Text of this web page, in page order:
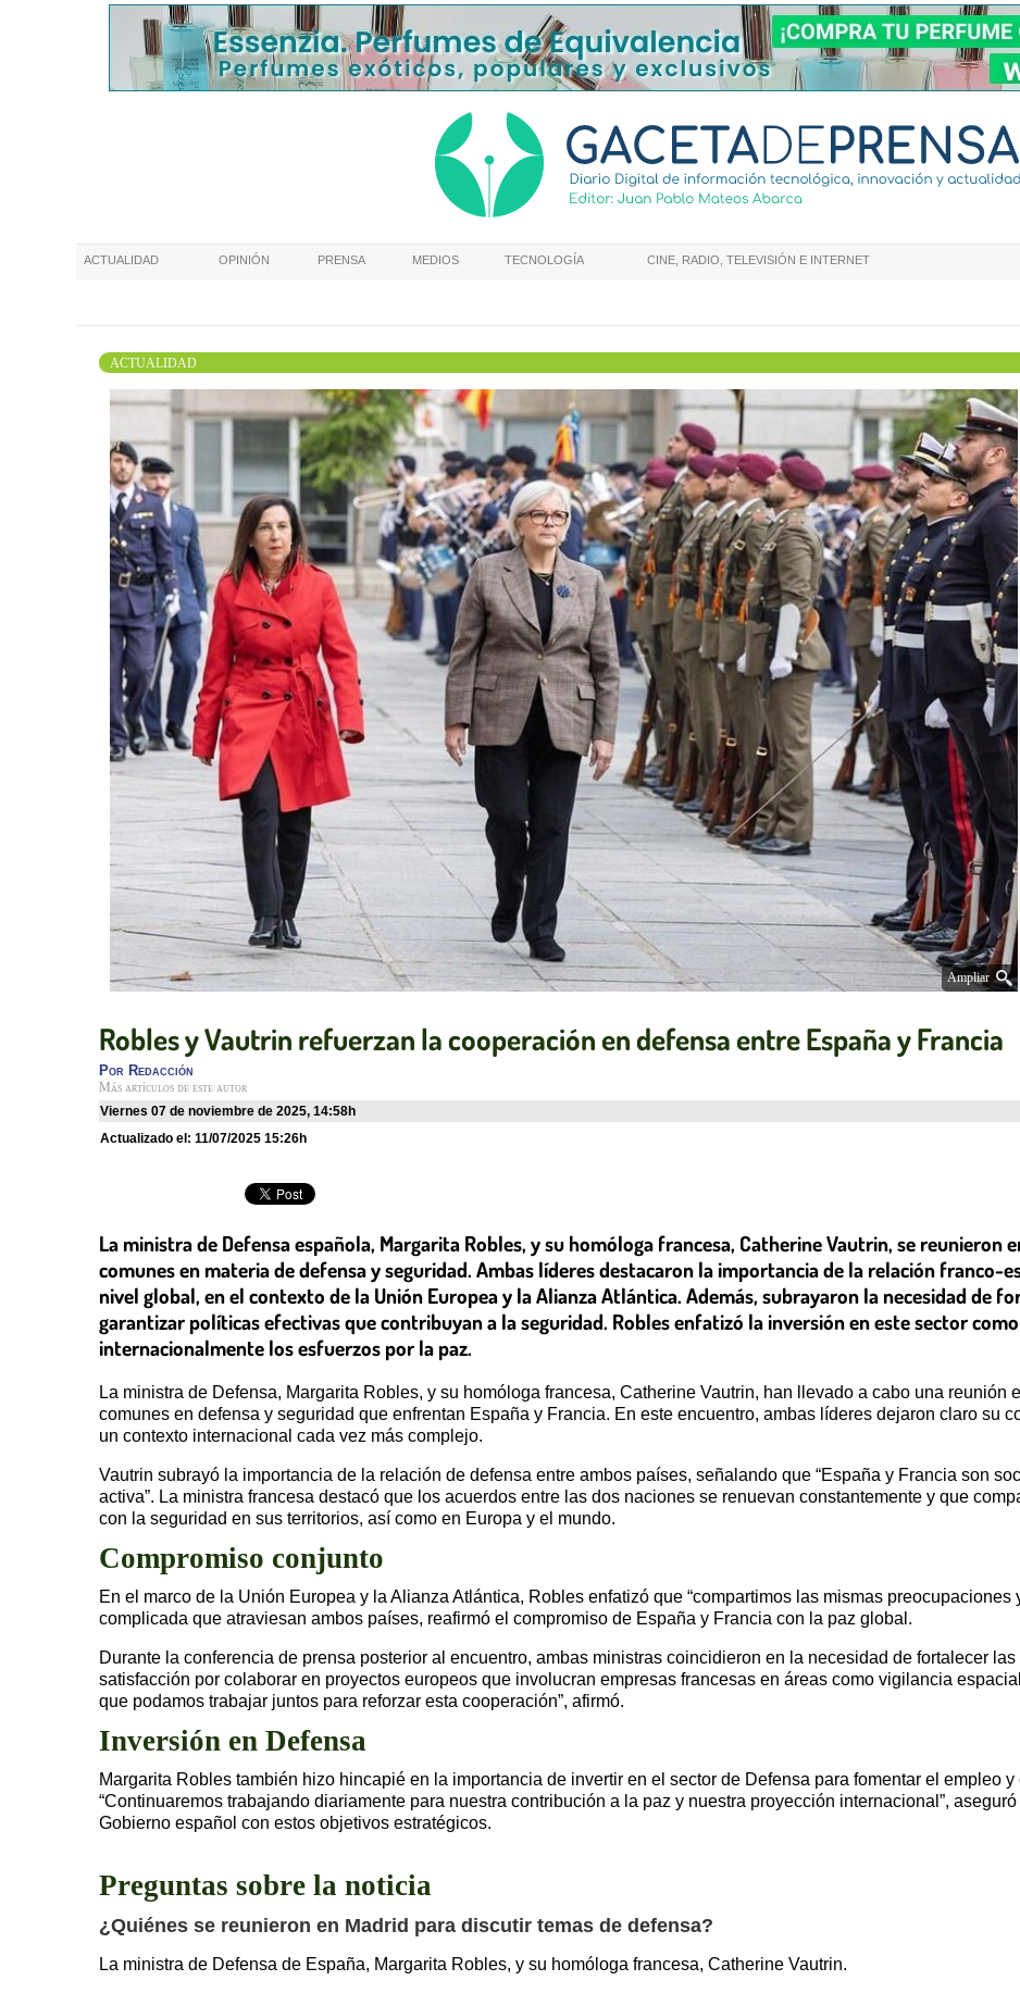
ACTUALIDAD OPINIÓN PRENSA MEDIOS TECNOLOGÍA CINE, RADIO, TELEVISIÓN E INTERNET
ACTUALIDAD
Ampliar
Robles y Vautrin refuerzan la cooperación en defensa entre España y Francia
Por Redacción
Más artículos de este autor
viernes 07 de noviembre de 2025, 14:58h
Actualizado el: 11/07/2025 15:26h
La ministra de Defensa española, Margarita Robles, y su homóloga francesa, Catherine Vautrin, se reunieron
comunes en materia de defensa y seguridad. Ambas líderes destacaron la importancia de la relación franco-
nivel global, en el contexto de la Unión Europea y la Alianza Atlántica. Además, subrayaron la necesidad de
garantizar políticas efectivas que contribuyan a la seguridad. Robles enfatizó la inversión en este sector
internacionalmente los esfuerzos por la paz.
La ministra de Defensa, Margarita Robles, y su homóloga francesa, Catherine Vautrin, han llevado a cabo una reunión
comunes en defensa y seguridad que enfrentan España y Francia. En este encuentro, ambas líderes dejaron claro su
un contexto internacional cada vez más complejo.
Vautrin subrayó la importancia de la relación de defensa entre ambos países, señalando que “España y Francia son
activa”. La ministra francesa destacó que los acuerdos entre las dos naciones se renuevan constantemente y que
con la seguridad en sus territorios, así como en Europa y el mundo.
Compromiso conjunto
En el marco de la Unión Europea y la Alianza Atlántica, Robles enfatizó que “compartimos las mismas preocupaciones
complicada que atraviesan ambos países, reafirmó el compromiso de España y Francia con la paz global.
Durante la conferencia de prensa posterior al encuentro, ambas ministras coincidieron en la necesidad de fortalecer
satisfacción por colaborar en proyectos europeos que involucran empresas francesas en áreas como vigilancia
que podamos trabajar juntos para reforzar esta cooperación”, afirmó.
Inversión en Defensa
Margarita Robles también hizo hincapié en la importancia de invertir en el sector de Defensa para fomentar el empleo
“Continuaremos trabajando diariamente para nuestra contribución a la paz y nuestra proyección internacional”,
Gobierno español con estos objetivos estratégicos.
Preguntas sobre la noticia
¿Quiénes se reunieron en Madrid para discutir temas de defensa?
La ministra de Defensa de España, Margarita Robles, y su homóloga francesa, Catherine Vautrin.